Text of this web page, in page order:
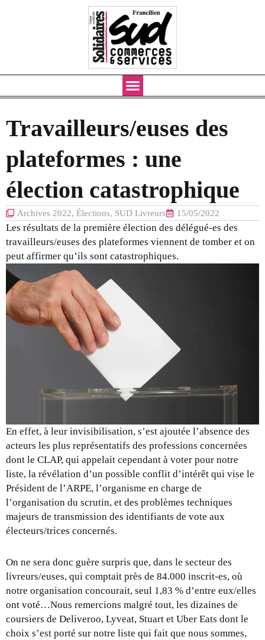
Travailleurs/euses des
plateformes : une
élection catastrophique
Archives 2022, Élections, SUD Livreurs 15/05/2022
Les résultats de la première élection des délégué-es des
travailleurs/euses des plateformes viennent de tomber et on
peut affirmer qu’ils sont catastrophiques.
En effet, à leur invisibilisation, s’est ajoutée l’absence des
acteurs les plus représentatifs des professions concernées
dont le CLAP, qui appelait cependant à voter pour notre
liste, la révélation d’un possible conflit d’intérêt qui vise le
Président de l’ARPE, l’organisme en charge de
l’organisation du scrutin, et des problèmes techniques
majeurs de transmission des identifiants de vote aux
électeurs/trices concernés.
On ne sera donc guère surpris que, dans le secteur des
livreurs/euses, qui comptait près de 84.000 inscrit-es, où
notre organisation concourait, seul 1,83 % d’entre eux/elles
ont voté…Nous remercions malgré tout, les dizaines de
coursiers de Deliveroo, Lyveat, Stuart et Uber Eats dont le
choix s’est porté sur notre liste qui fait que nous sommes,